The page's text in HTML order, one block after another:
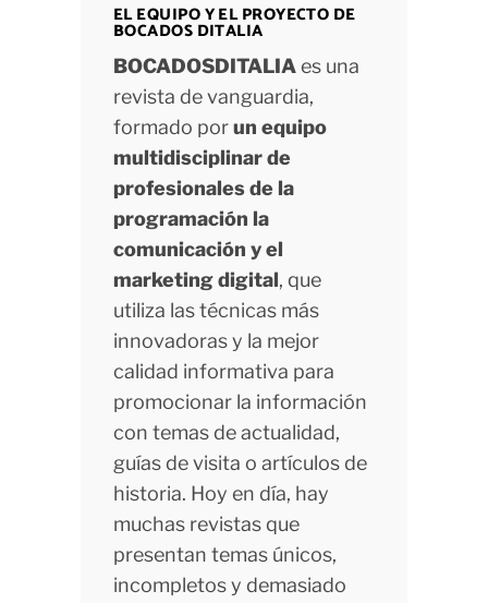
EL EQUIPO Y EL PROYECTO DE
BOCADOS DITALIA
BOCADOSDITALIAes una
revista de vanguardia,
formado porun equipo
multidisciplinar de
profesionales de la
programación la
comunicación y el
marketing digital, que
utiliza las técnicas más
innovadoras y la mejor
calidad informativa para
promocionar la información
con temas de actualidad,
guías de visita o artículos de
historia. Hoy en día, hay
muchas revistas que
presentan temas únicos,
incompletos y demasiado